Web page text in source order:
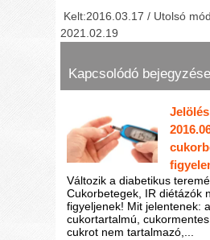
Kelt:2016.03.17 / Utolsó
2021.02.19
Kapcsolódó
Változik a diabetikus
Cukorbetegek, IR diétázók
figyeljenek! Mit jelentenek:
cukortartalmú,
cukrot nem tartalmazó,...